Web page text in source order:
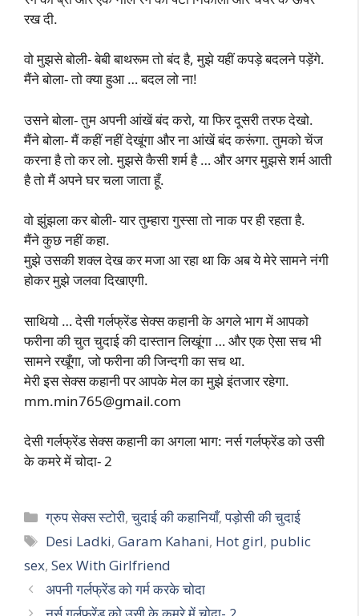
रख दी.
वो मुझसे बोली- बेबी बाथरूम तो बंद है, मुझे यहीं कपड़े बदलने पड़ेंगे.
मैंने बोला- तो क्या हुआ … बदल लो ना!
उसने बोला- तुम अपनी आंखें बंद करो, या फिर दूसरी तरफ देखो.
मैंने बोला- मैं कहीं नहीं देखूंगा और ना आंखें बंद करूंगा. तुमको चेंज
करना है तो कर लो. मुझसे कैसी शर्म है … और अगर मुझसे शर्म आती
है तो मैं अपने घर चला जाता हूँ.
वो झुंझला कर बोली- यार तुम्हारा गुस्सा तो नाक पर ही रहता है.
मैंने कुछ नहीं कहा.
मुझे उसकी शक्ल देख कर मजा आ रहा था कि अब ये मेरे सामने नंगी
होकर मुझे जलवा दिखाएगी.
साथियो … देसी गर्लफ्रेंड सेक्स कहानी के अगले भाग में आपको
फरीना की चुत चुदाई की दास्तान लिखूंगा … और एक ऐसा सच भी
सामने रखूँगा, जो फरीना की जिन्दगी का सच था.
मेरी इस सेक्स कहानी पर आपके मेल का मुझे इंतजार रहेगा.
mm.min765@gmail.com
देसी गर्लफ्रेंड सेक्स कहानी का अगला भाग: नर्स गर्लफ्रेंड को उसी
के कमरे में चोदा- 2
Categories
ग्रुप सेक्स स्टोरी,चुदाई की कहानियाँ,पड़ोसी की चुदाई
Tags
Desi Ladki,Garam Kahani, Hot girl, public
sex, Sex With Girlfriend
अपनी गर्लफ्रेंड को गर्म करके चोदा